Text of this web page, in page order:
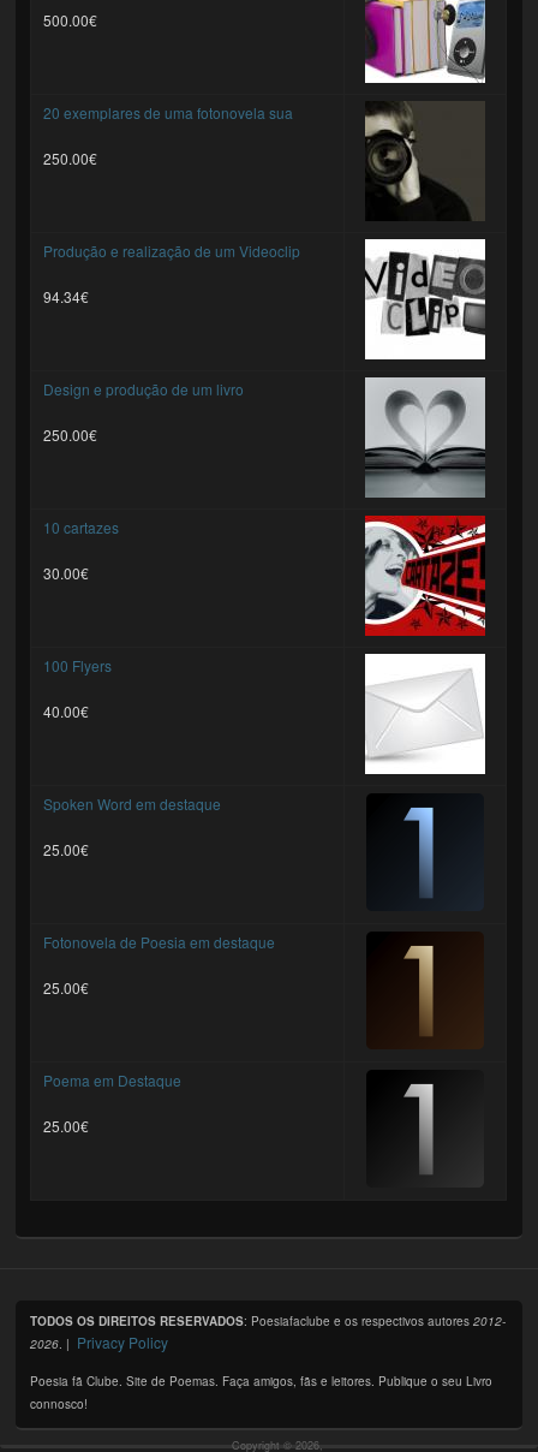
500.00€
20 exemplares de uma fotonovela sua
250.00€
Produção e realização de um Videoclip
94.34€
Design e produção de um livro
250.00€
10 cartazes
30.00€
100 Flyers
40.00€
Spoken Word em destaque
25.00€
Fotonovela de Poesia em destaque
25.00€
Poema em Destaque
25.00€
TODOS OS DIREITOS RESERVADOS: Poesiafaclube e os respectivos autores2012-
2026 . | Privacy Policy
Poesia fã Clube. Site de Poemas. Faça amigos, fãs e leitores. Publique o seu Livro
connosco!
Copyright © 2026,